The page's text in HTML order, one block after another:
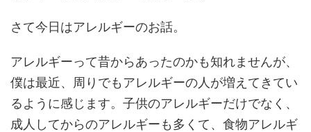
さて今日はアレルギーのお話。
アレルギーって昔からあったのかも知れませんが、
僕は最近、周りでもアレルギーの人が増えてきてい
るように感じます。子供のアレルギーだけでなく、
成人してからのアレルギーも多くて、食物アレルギ